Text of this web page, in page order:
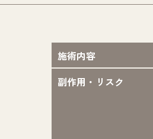
施術内容
副作用・リスク